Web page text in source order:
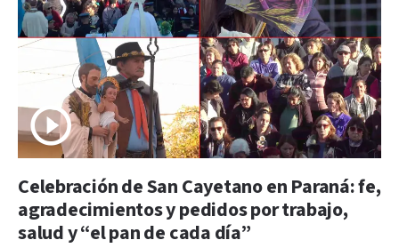
Celebración de San Cayetano en Paraná: fe,
agradecimientos y pedidos por trabajo,
salud y “el pan de cada día”